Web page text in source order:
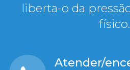
liberta-o da
físico.
Atender/